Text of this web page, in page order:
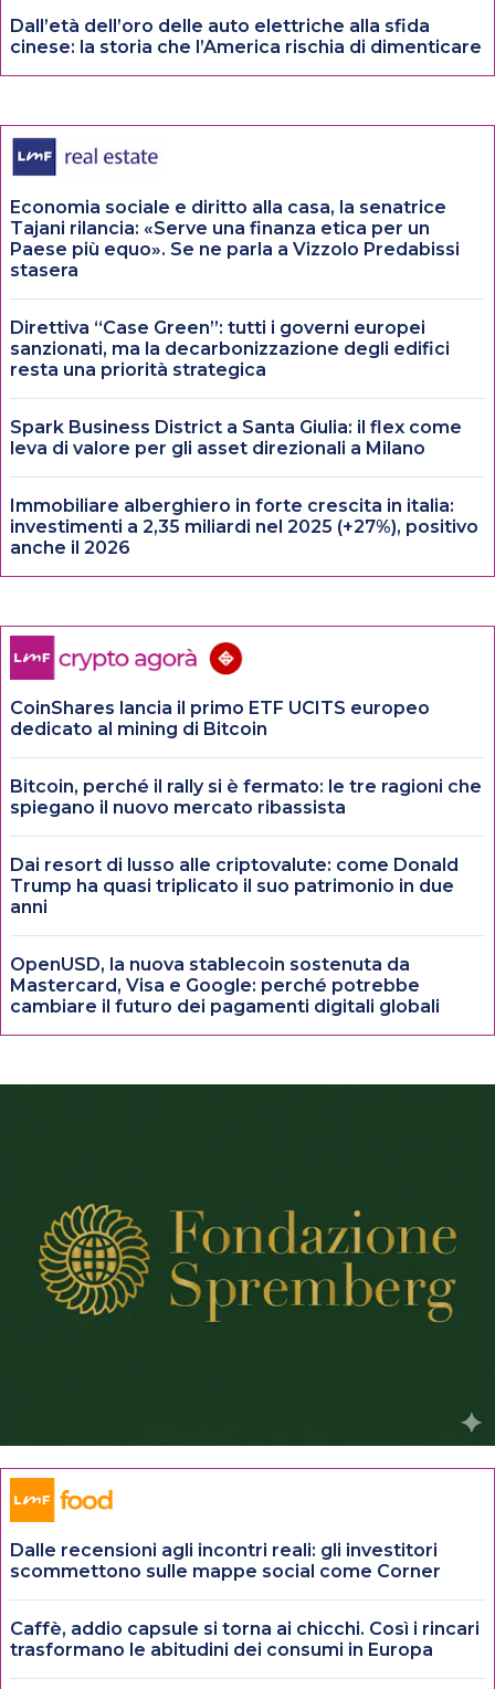
Dall’età dell’oro delle auto elettriche alla sfida
cinese: la storia che l’America rischia di dimenticare
Economia sociale e diritto alla casa, la senatrice
Tajani rilancia: «Serve una finanza etica per un
Paese più equo». Se ne parla a Vizzolo Predabissi
stasera
Direttiva “Case Green”: tutti i governi europei
sanzionati, ma la decarbonizzazione degli edifici
resta una priorità strategica
Spark Business District a Santa Giulia: il flex come
leva di valore per gli asset direzionali a Milano
Immobiliare alberghiero in forte crescita in italia:
investimenti a 2,35 miliardi nel 2025 (+27%), positivo
anche il 2026
CoinShares lancia il primo ETF UCITS europeo
dedicato al mining di Bitcoin
Bitcoin, perché il rally si è fermato: le tre ragioni che
spiegano il nuovo mercato ribassista
Dai resort di lusso alle criptovalute: come Donald
Trump ha quasi triplicato il suo patrimonio in due
anni
OpenUSD, la nuova stablecoin sostenuta da
Mastercard, Visa e Google: perché potrebbe
cambiare il futuro dei pagamenti digitali globali
Dalle recensioni agli incontri reali: gli investitori
scommettono sulle mappe social come Corner
Caffè, addio capsule si torna ai chicchi. Così i rincari
trasformano le abitudini dei consumi in Europa